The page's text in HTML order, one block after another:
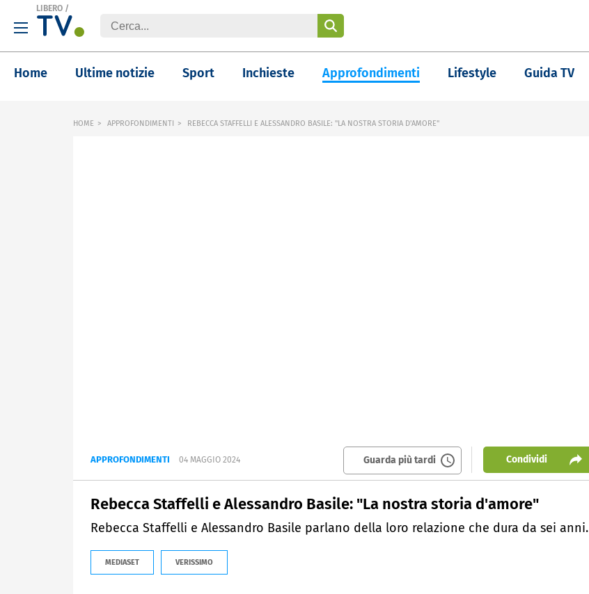
LIBERO /
Home Ultime notizie Sport Inchieste Approfondimenti Lifestyle Guida TV
HOME APPROFONDIMENTI REBECCA STAFFELLI E ALESSANDRO BASILE: "LA NOSTRA STORIA D'AMORE"
APPROFONDIMENTI 04 MAGGIO 2024 Guarda più tardi Condividi
Rebecca Staffelli e Alessandro Basile: "La nostra storia d'amore"
Rebecca Staffelli e Alessandro Basile parlano della loro relazione che dura da sei anni.
MEDIASET VERISSIMO